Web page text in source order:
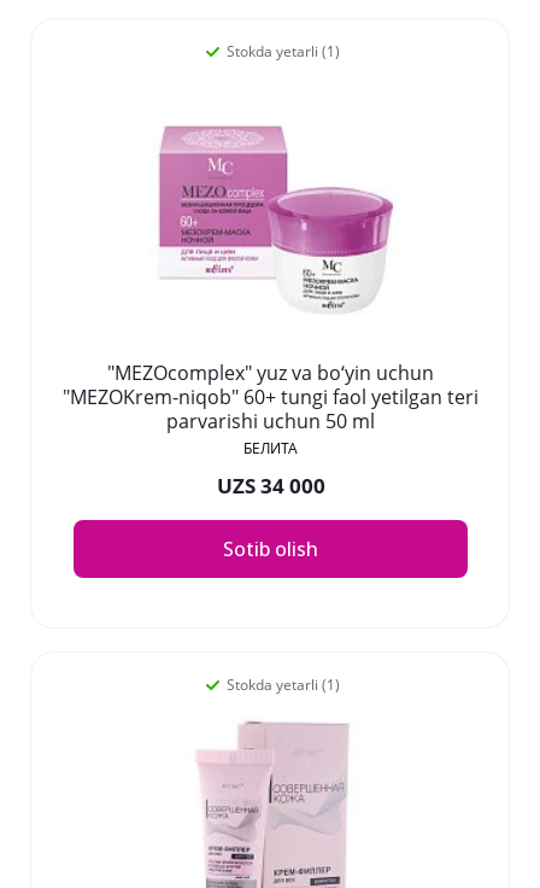
Stokda yetarli (1)
"MEZOcomplex" yuz va bo‘yin uchun
"MEZOKrem-niqob" 60+ tungi faol yetilgan teri
parvarishi uchun 50 ml
БЕЛИТА
UZS 34 000
Sotib olish
Stokda yetarli (1)